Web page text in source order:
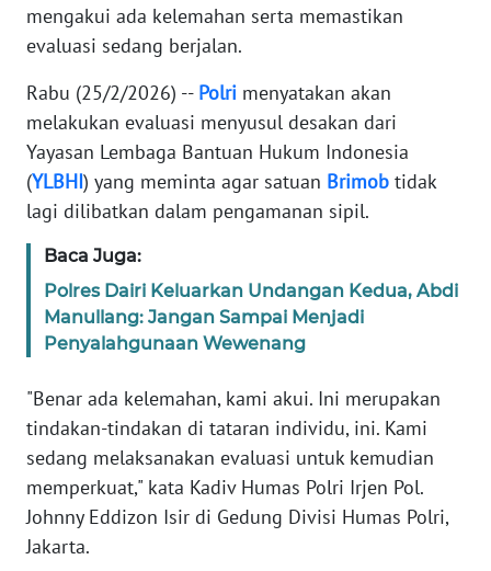
mengakui ada kelemahan serta memastikan
evaluasi sedang berjalan.
Rabu (25/2/2026) -- Polri menyatakan akan
melakukan evaluasi menyusul desakan dari
Yayasan Lembaga Bantuan Hukum Indonesia
(YLBHI) yang meminta agar satuan Brimob tidak
lagi dilibatkan dalam pengamanan sipil.
Baca Juga:
Polres Dairi Keluarkan Undangan Kedua, Abdi
Manullang: Jangan Sampai Menjadi
Penyalahgunaan Wewenang
"Benar ada kelemahan, kami akui. Ini merupakan
tindakan-tindakan di tataran individu, ini. Kami
sedang melaksanakan evaluasi untuk kemudian
memperkuat," kata Kadiv Humas Polri Irjen Pol.
Johnny Eddizon Isir di Gedung Divisi Humas Polri,
Jakarta.
KONTAK
INFO
IKLAN
TENTANG
PEDOMAN
MEDIA
SIBER
REDAKSI
KARIR
DISCLAIMER